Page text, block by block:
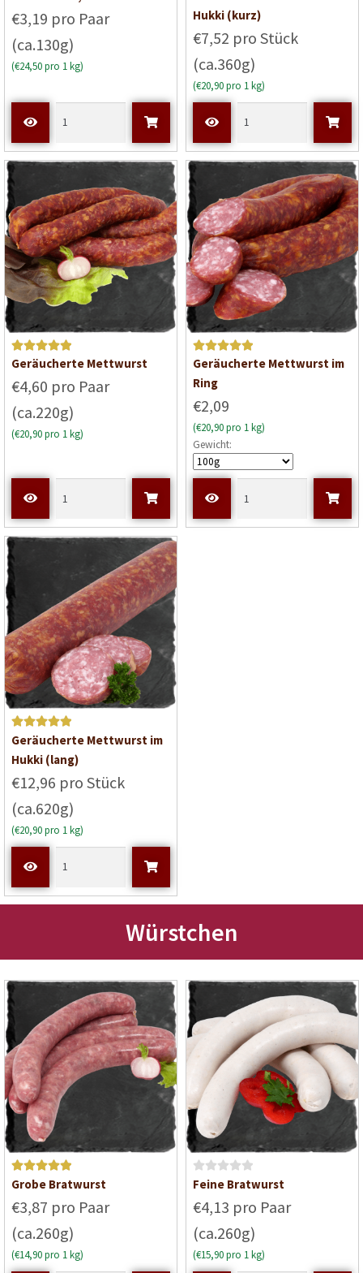
w
e
r
i
t
0
o
n
5
€3,19 pro Paar
(ca.130g)
(€24,50 pro 1 kg)
e
e
r
e
i
t
0
o
n
5
Hukki (kurz)
€7,52 pro Stück
(ca.360g)
(€20,90 pro 1 kg)
Bewertet mit
Geräucherte Mettwurst
€4,60 pro Paar
(ca.220g)
(€20,90 pro 1 kg)
Bewertet mit
5von 5
Geräucherte Mettwurst im
Ring
€2,09
(€20,90 pro 1 kg)
Gewicht:
Bewertet mit
5von 5
Geräucherte Mettwurst im
Hukki (lang)
€12,96 pro Stück
(ca.620g)
(€20,90 pro 1 kg)
Würstchen
Bewertet mit
Grobe Bratwurst
€3,87 pro Paar
(ca.260g)
(€14,90 pro 1 kg)
B
w
e
r
t
Feine Bratwurst
€4,13 pro Paar
(ca.260g)
(€15,90 pro 1 kg)